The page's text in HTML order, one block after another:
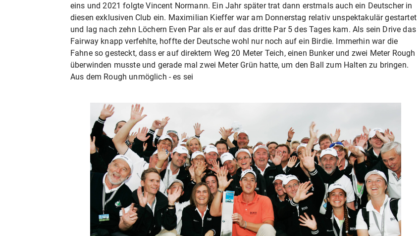
eins und 2021 folgte Vincent Normann. Ein Jahr später trat dann erstmals auch ein Deutscher in
diesen exklusiven Club ein. Maximilian Kieffer war am Donnerstag relativ unspektakulär gestartet
und lag nach zehn Löchern Even Par als er auf das dritte Par 5 des Tages kam. Als sein Drive das
Fairway knapp verfehlte, hoffte der Deutsche wohl nur noch auf ein Birdie. Immerhin war die
Fahne so gesteckt, dass er auf direktem Weg 20 Meter Teich, einen Bunker und zwei Meter Rough
überwinden musste und gerade mal zwei Meter Grün hatte, um den Ball zum Halten zu bringen.
Aus dem Rough unmöglich - es sei